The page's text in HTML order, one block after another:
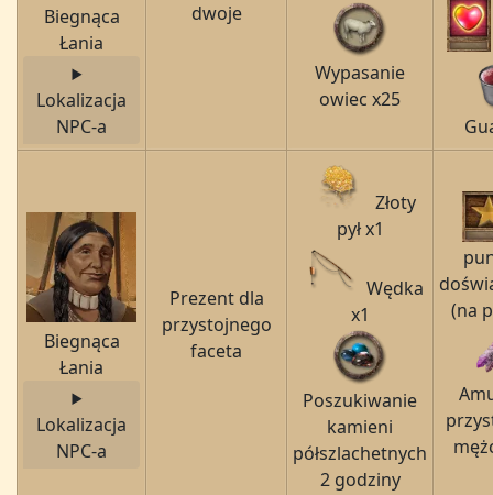
Biegnąca
Łania
Lokalizacja
NPC-a
dwoje
Wypasanie
owiec x25
Biegnąca
Łania
Lokalizacja
NPC-a
Prezent dla
przystojnego
faceta
Złoty
pył x1
Wędka
x1
Poszukiwanie
kamieni
półszlachetnych
2 godziny
(na